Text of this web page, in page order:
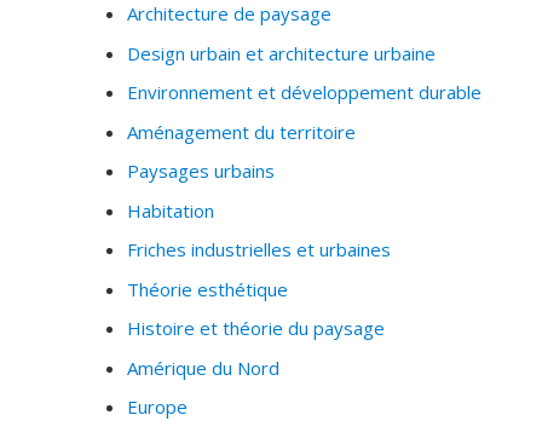
Architecture de paysage
Design urbain et architecture urbaine
Environnement et développement durable
Aménagement du territoire
Paysages urbains
Habitation
Friches industrielles et urbaines
Théorie esthétique
Histoire et théorie du paysage
Amérique du Nord
Europe